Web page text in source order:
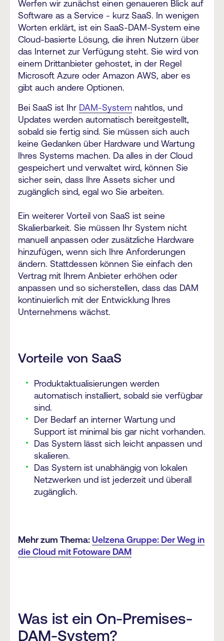
Werfen wir zunächst einen genaueren Blick auf
Software as a Service - kurz SaaS. In wenigen
Worten erklärt, ist ein SaaS-DAM-System eine
Cloud-basierte Lösung, die ihren Nutzern über
das Internet zur Verfügung steht. Sie wird von
einem Drittanbieter gehostet, in der Regel
Microsoft Azure oder Amazon AWS, aber es
gibt auch andere Optionen.
Bei SaaS ist Ihr DAM-System nahtlos, und
Updates werden automatisch bereitgestellt,
sobald sie fertig sind. Sie müssen sich auch
keine Gedanken über Hardware und Wartung
Ihres Systems machen. Da alles in der Cloud
gespeichert und verwaltet wird, können Sie
sicher sein, dass Ihre Assets sicher und
zugänglich sind, egal wo Sie arbeiten.
Ein weiterer Vorteil von SaaS ist seine
Skalierbarkeit. Sie müssen Ihr System nicht
manuell anpassen oder zusätzliche Hardware
hinzufügen, wenn sich Ihre Anforderungen
ändern. Stattdessen können Sie einfach den
Vertrag mit Ihrem Anbieter erhöhen oder
anpassen und so sicherstellen, dass das DAM
kontinuierlich mit der Entwicklung Ihres
Unternehmens wächst.
Vorteile von SaaS
Produktaktualisierungen werden
automatisch installiert, sobald sie verfügbar
sind.
Der Bedarf an interner Wartung und
Support ist minimal bis gar nicht vorhanden.
Das System lässt sich leicht anpassen und
skalieren.
Das System ist unabhängig von lokalen
Netzwerken und ist jederzeit und überall
zugänglich.
Mehr zum Thema: Uelzena Gruppe: Der Weg in
die Cloud mit Fotoware DAM
Was ist ein On-Premises-
DAM-System?